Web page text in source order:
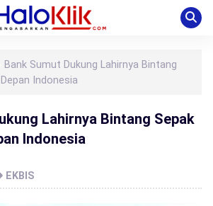
Bank Sumut Dukung Lahirnya Bintang
Indonesia
Lahirnya Bintang Sepak
Indonesia
EKBIS